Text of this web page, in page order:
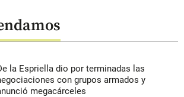
la Espriella dio por terminadas las
con grupos armados y
megacárceles